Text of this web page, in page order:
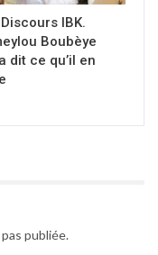
sont sorties et
en poste
Medine.
IBK.
Boubèye
dit ce qu’il en
publiée.